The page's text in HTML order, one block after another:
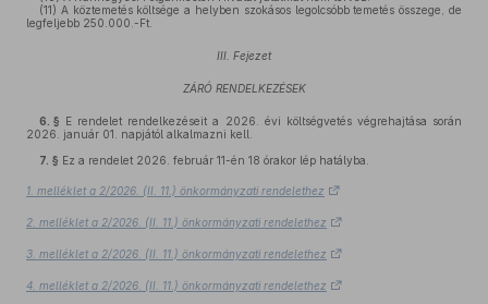
(11) A köztemetés költsége a helyben szokásos legolcsóbb temetés összege, de
legfeljebb 250.000.-Ft.
III. Fejezet
ZÁRÓ RENDELKEZÉSEK
6. § E rendelet rendelkezéseit a 2026. évi költségvetés végrehajtása során
2026. január 01. napjától alkalmazni kell.
7. § Ez a rendelet 2026. február 11-én 18 órakor lép hatályba.
1. melléklet a 2/2026. (II. 11.) önkormányzati rendelethez
2. melléklet a 2/2026. (II. 11.) önkormányzati rendelethez
3. melléklet a 2/2026. (II. 11.) önkormányzati rendelethez
4. melléklet a 2/2026. (II. 11.) önkormányzati rendelethez